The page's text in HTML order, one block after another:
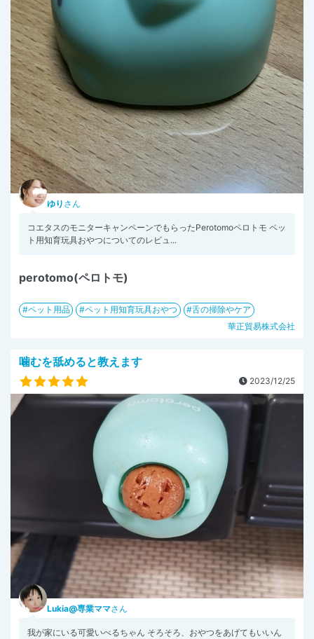
ゆり さん
コエタスのモニターキャンペーンでもらったPerotomoペロトモ ペッ
ト用知育玩具おやつについてのレビュ...
perotomo(ペロトモ)
ペット用品 ペット用知育玩具おやつ
舌の掃除やケア
華正貿易株式会社
噛むを舐めると教えます
2023/12/25
Lukia@専業ママさん
我が家にいる可愛いべるちゃん そろそろ、おやつをあげてもいいん